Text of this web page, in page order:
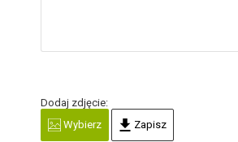
Dodaj zdjęcie:
Wybierz
Zapisz